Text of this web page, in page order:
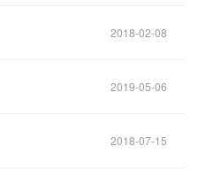
2018-02-08
2019-05-06
2018-07-15